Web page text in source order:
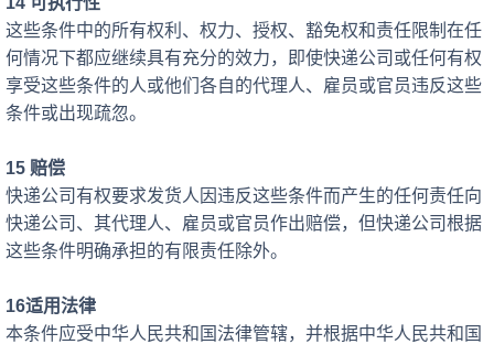
这些条件中的所有权利、权力、授权、豁免权和责任限制在任
何情况下都应继续具有充分的效力，即使快递公司或任何有权
享受这些条件的人或他们各自的代理人、雇员或官员违反这些
条件或出现疏忽。
15 赔偿
快递公司有权要求发货人因违反这些条件而产生的任何责任向
快递公司、其代理人、雇员或官员作出赔偿，但快递公司根据
这些条件明确承担的有限责任除外。
16适用法律
本条件应受中华人民共和国法律管辖，并根据中华人民共和国